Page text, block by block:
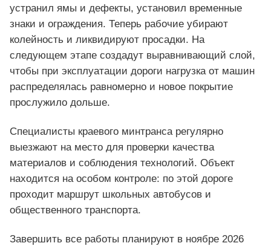
устранил ямы и дефекты, установил временные
знаки и ограждения. Теперь рабочие убирают
колейность и ликвидируют просадки. На
следующем этапе создадут выравнивающий слой,
чтобы при эксплуатации дороги нагрузка от машин
распределялась равномерно и новое покрытие
прослужило дольше.
Специалисты краевого минтранса регулярно
выезжают на место для проверки качества
материалов и соблюдения технологий. Объект
находится на особом контроле: по этой дороге
проходит маршрут школьных автобусов и
общественного транспорта.
Завершить все работы планируют в ноябре 2026